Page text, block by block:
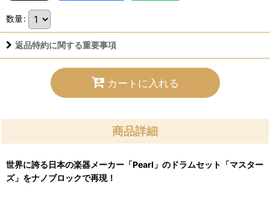
数量:
返品特約に関する重要事項
カートに入れる
商品詳細
世界に誇る日本の楽器メーカー「Pearl」のドラムセット「マスター
ズ」をナノブロックで再現！